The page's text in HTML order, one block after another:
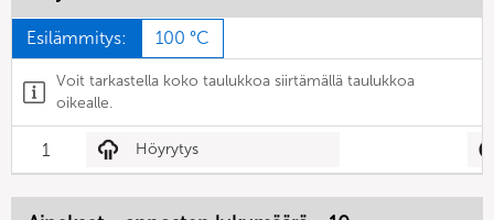
Esilämmitys: 100 °C
Voit tarkastella koko taulukkoa siirtämällä taulukkoa
oikealle.
1 Höyrytys